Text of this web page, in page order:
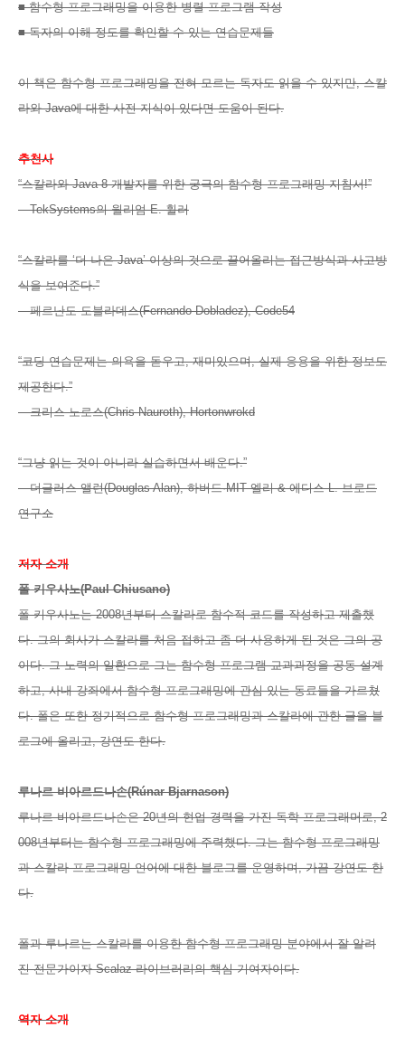
■ 함수형 프로그래밍을 이용한 병렬 프로그램 작성
■ 독자의 이해 정도를 확인할 수 있는 연습문제들
이 책은 함수형 프로그래밍을 전혀 모르는 독자도 읽을 수 있지만, 스칼
라와 Java에 대한 사전 지식이 있다면 도움이 된다.
추천사
“스칼라와 Java 8 개발자를 위한 궁극의 함수형 프로그래밍 지침서!”
—TekSystems의 윌리엄 E. 휠러
“스칼라를 ‘더 나은 Java’ 이상의 것으로 끌어올리는 접근방식과 사고방
식을 보여준다.”
—페르난도 도블라데스(Fernando Dobladez), Code54
“코딩 연습문제는 의욕을 돋우고, 재미있으며, 실제 응용을 위한 정보도
제공한다.”
—크리스 노로스(Chris Nauroth), Hortonwrokd
“그냥 읽는 것이 아니라 실습하면서 배운다.”
—더글러스 앨런(Douglas Alan), 하버드·MIT 엘리 & 에디스 L. 브로드
연구소
저자 소개
폴 키우사노(Paul Chiusano)
폴 키우사노는 2008년부터 스칼라로 함수적 코드를 작성하고 제출했
다. 그의 회사가 스칼라를 처음 접하고 좀 더 사용하게 된 것은 그의 공
이다. 그 노력의 일환으로 그는 함수형 프로그램 교과과정을 공동 설계
하고, 사내 강좌에서 함수형 프로그래밍에 관심 있는 동료들을 가르쳤
다. 폴은 또한 정기적으로 함수형 프로그래밍과 스칼라에 관한 글을 블
로그에 올리고, 강연도 한다.
루나르 비아르드나손(Rúnar Bjarnason)
루나르 비아르드나손은 20년의 현업 경력을 가진 독학 프로그래머로, 2
008년부터는 함수형 프로그래밍에 주력했다. 그는 함수형 프로그래밍
과 스칼라 프로그래밍 언어에 대한 블로그를 운영하며, 가끔 강연도 한
다.
폴과 루나르는 스칼라를 이용한 함수형 프로그래밍 분야에서 잘 알려
진 전문가이자 Scalaz 라이브러리의 핵심 기여자이다.
역자 소개